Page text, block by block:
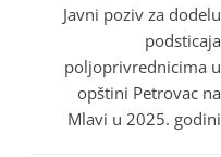
Javni poziv za dodelu
podsticaja
poljoprivrednicima u
opštini Petrovac na
Mlavi u 2025. godini